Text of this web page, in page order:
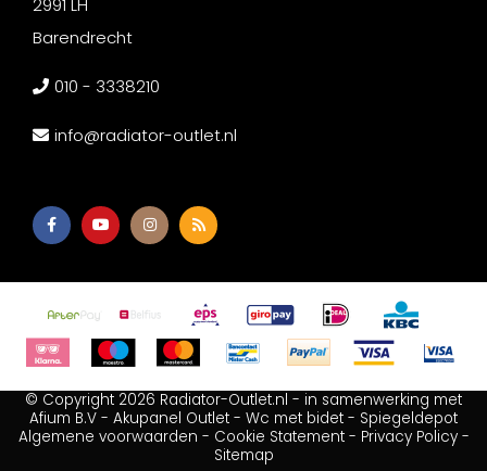
2991 LH
Barendrecht
010 - 3338210
info@radiator-outlet.nl
© Copyright 2026 Radiator-Outlet.nl - in samenwerking met
Afium B.V - Akupanel Outlet - Wc met bidet - Spiegeldepot
Algemene voorwaarden - Cookie Statement- Privacy Policy-
Sitemap